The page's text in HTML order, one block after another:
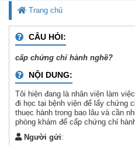
Trang chủ
CÂU HỎI:
cấp chứng chỉ hành nghề?
NỘI DUNG:
Tôi hiện đang là nhân viện làm
đi học tại bệnh viện để lấy chứng
thuẹc hành trong bao lâu và cần
phòng khám để cấp chứng chỉ
Người gửi: